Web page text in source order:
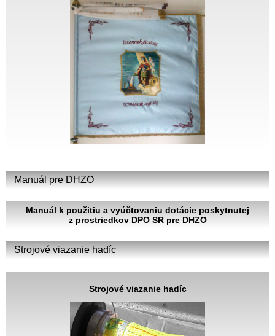
Manuál pre DHZO
Manuál k použitiu a vyúčtovaniu dotácie poskytnutej
z prostriedkov DPO SR pre DHZO
Strojové viazanie hadíc
Strojové viazanie hadíc